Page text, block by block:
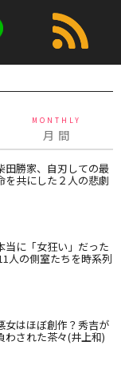
MONTHLY
月 間
田勝家、自刃しての最
共にした２人の悲劇
当に「女狂い」だった
人の側室たちを時系列
女はほぼ創作？秀吉が
わされた茶々(井上和)